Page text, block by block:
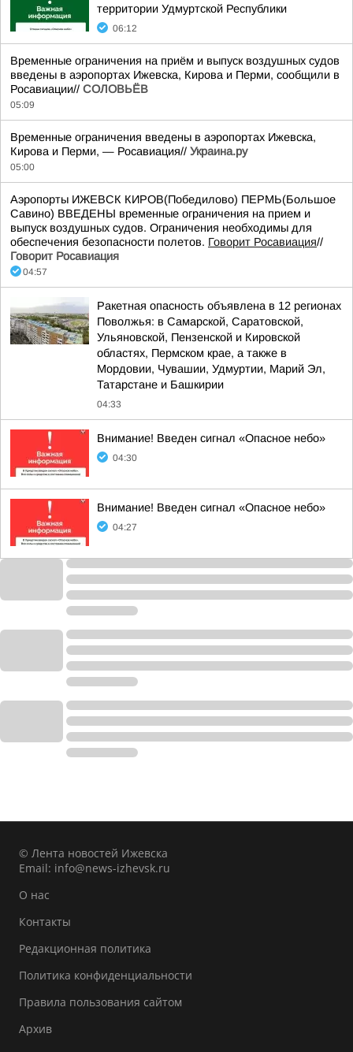
территории Удмуртской Республики
06:12
Временные ограничения на приём и выпуск воздушных судов
введены в аэропортах Ижевска, Кирова и Перми, сообщили в
Росавиации// СОЛОВЬЁВ
05:09
Временные ограничения введены в аэропортах Ижевска,
Кирова и Перми, — Росавиация// Украина.ру
05:00
Аэропорты ИЖЕВСК КИРОВ(Победилово) ПЕРМЬ(Большое
Савино) ВВЕДЕНЫ временные ограничения на прием и
выпуск воздушных судов. Ограничения необходимы для
обеспечения безопасности полетов. Говорит Росавиация//
Говорит Росавиация
04:57
Ракетная опасность объявлена в 12 регионах
Поволжья: в Самарской, Саратовской,
Ульяновской, Пензенской и Кировской
областях, Пермском крае, а также в
Мордовии, Чувашии, Удмуртии, Марий Эл,
Татарстане и Башкирии
04:33
Внимание! Введен сигнал «Опасное небо»
04:30
Внимание! Введен сигнал «Опасное небо»
04:27
© Лента новостей Ижевска
Email: info@news-izhevsk.ru
О нас
Контакты
Редакционная политика
Политика конфиденциальности
Правила пользования сайтом
Архив